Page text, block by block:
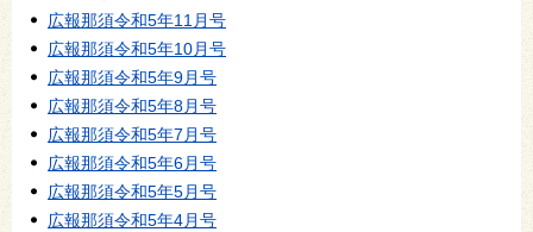
広報那須令和5年11月号
広報那須令和5年10月号
広報那須令和5年9月号
広報那須令和5年8月号
広報那須令和5年7月号
広報那須令和5年6月号
広報那須令和5年5月号
広報那須令和5年4月号